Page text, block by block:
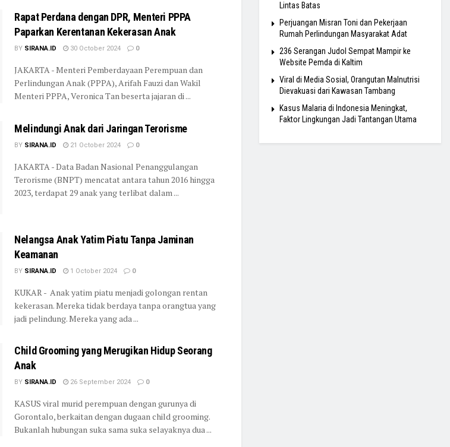
Rapat Perdana dengan DPR, Menteri PPPA
Paparkan Kerentanan Kekerasan Anak
BY SIRANA.ID 30 October 2024 0
JAKARTA - Menteri Pemberdayaan Perempuan dan
Perlindungan Anak (PPPA), Arifah Fauzi dan Wakil
Menteri PPPA, Veronica Tan beserta jajaran di ...
Melindungi Anak dari Jaringan Terorisme
BY SIRANA.ID 21 October 2024 0
JAKARTA - Data Badan Nasional Penanggulangan
Terorisme (BNPT) mencatat antara tahun 2016 hingga
2023, terdapat 29 anak yang terlibat dalam ...
Nelangsa Anak Yatim Piatu Tanpa Jaminan
Keamanan
BY SIRANA.ID 1 October 2024 0
KUKAR - Anak yatim piatu menjadi golongan rentan
kekerasan. Mereka tidak berdaya tanpa orangtua yang
jadi pelindung. Mereka yang ada ...
Child Grooming yang Merugikan Hidup Seorang
Anak
BY SIRANA.ID 26 September 2024 0
KASUS viral murid perempuan dengan gurunya di
Gorontalo, berkaitan dengan dugaan child grooming.
Bukanlah hubungan suka sama suka selayaknya dua ...
Lintas Batas
Perjuangan Misran Toni dan Pekerjaan
Rumah Perlindungan Masyarakat Adat
236 Serangan Judol Sempat Mampir ke
Website Pemda di Kaltim
Viral di Media Sosial, Orangutan Malnutrisi
Dievakuasi dari Kawasan Tambang
Kasus Malaria di Indonesia Meningkat,
Faktor Lingkungan Jadi Tantangan Utama